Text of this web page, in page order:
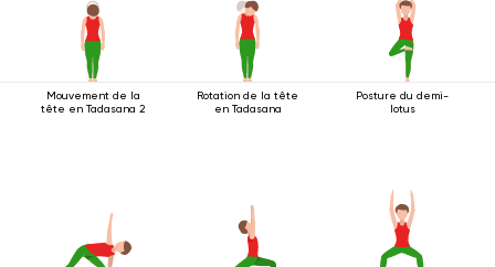
Mouvement de la
tête en Tadasana 2
Rotation de la tête
en Tadasana
Posture du demi-
lotus